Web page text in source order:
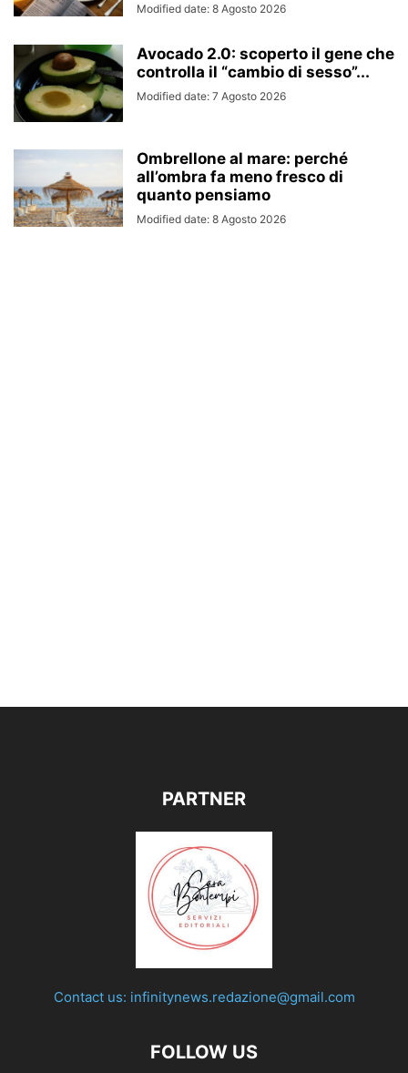
Modified date: 8 Agosto 2026
Avocado 2.0: scoperto il gene che
controlla il “cambio di sesso”...
Modified date: 7 Agosto 2026
Ombrellone al mare: perché
all’ombra fa meno fresco di
quanto pensiamo
Modified date: 8 Agosto 2026
PARTNER
Contact us: infinitynews.redazione@gmail.com
FOLLOW US